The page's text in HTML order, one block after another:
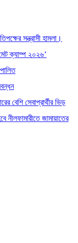
সন্ত্রাসী হামলা।
ক্যাম্প ২০২৬’
বেশি সেবাপ্রার্থীর ভিড়
জামায়াতের